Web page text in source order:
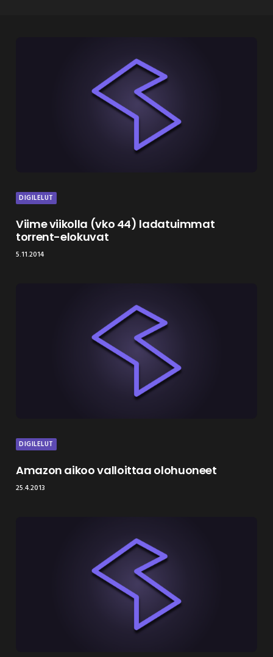
DIGILELUT
Viime viikolla (vko 44) ladatuimmat
torrent-elokuvat
5.11.2014
DIGILELUT
Amazon aikoo valloittaa olohuoneet
25.4.2013